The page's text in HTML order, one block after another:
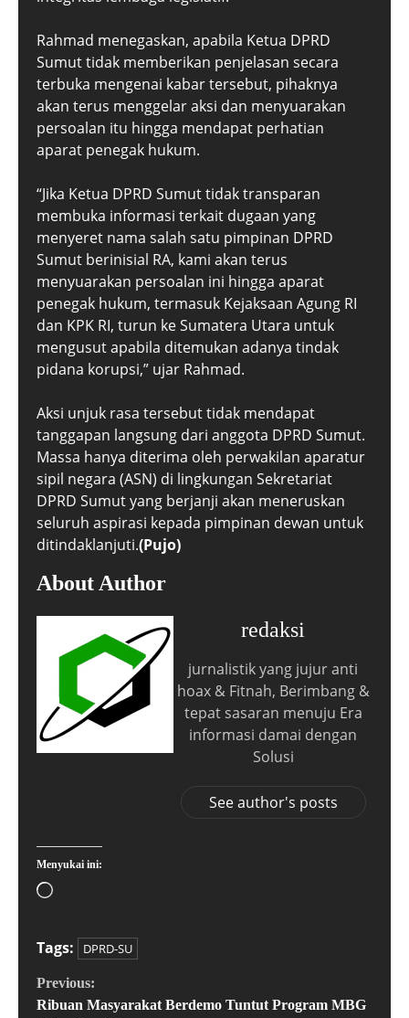
Rahmad menegaskan, apabila Ketua DPRD
Sumut tidak memberikan penjelasan secara
terbuka mengenai kabar tersebut, pihaknya
akan terus menggelar aksi dan menyuarakan
persoalan itu hingga mendapat perhatian
aparat penegak hukum.
“Jika Ketua DPRD Sumut tidak transparan
membuka informasi terkait dugaan yang
menyeret nama salah satu pimpinan DPRD
Sumut berinisial RA, kami akan terus
menyuarakan persoalan ini hingga aparat
penegak hukum, termasuk Kejaksaan Agung RI
dan KPK RI, turun ke Sumatera Utara untuk
mengusut apabila ditemukan adanya tindak
pidana korupsi,” ujar Rahmad.
Aksi unjuk rasa tersebut tidak mendapat
tanggapan langsung dari anggota DPRD Sumut.
Massa hanya diterima oleh perwakilan aparatur
sipil negara (ASN) di lingkungan Sekretariat
DPRD Sumut yang berjanji akan meneruskan
seluruh aspirasi kepada pimpinan dewan untuk
ditindaklanjuti.(Pujo)
About Author
redaksi
jurnalistik yang jujur anti
hoax & Fitnah, Berimbang &
tepat sasaran menuju Era
informasi damai dengan
Solusi
See author's posts
Menyukai ini:
Tags: DPRD-SU
Previous:
Ribuan Masyarakat Berdemo Tuntut Program MBG